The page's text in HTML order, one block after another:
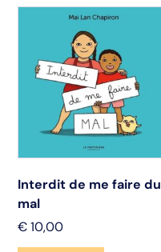
Interdit de me faire du
mal
€ 10,00